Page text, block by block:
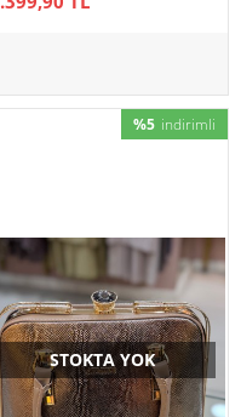
%5 indirimli
STOKTA YOK